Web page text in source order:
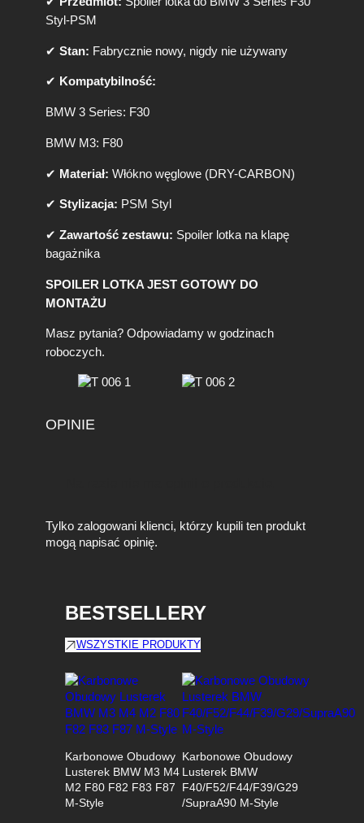
M
W
3
8
P
M
t
l
(
r
y
C
a
)
Styl-PSM
✔ Stan: Fabrycznie nowy, nigdy nie używany
✔ Kompatybilność:
BMW 3 Series: F30
BMW M3: F80
✔ Materiał: Włókno węglowe (DRY-CARBON)
✔ Stylizacja: PSM Styl
✔ Zawartość zestawu: Spoiler lotka na klapę
bagażnika
SPOILER LOTKA JEST GOTOWY DO
MONTAŻU
Masz pytania? Odpowiadamy w godzinach
roboczych.
OPINIE
Tylko zalogowani klienci, którzy kupili ten produkt
mogą napisać opinię.
BESTSELLERY
WSZYSTKIE PRODUKTY
Karbonowe Obudowy
Lusterek BMW M3 M4
M2 F80 F82 F83 F87
M-Style
Karbonowe Obudowy
Lusterek BMW
F40/F52/F44/F39/G29
/SupraA90 M-Style